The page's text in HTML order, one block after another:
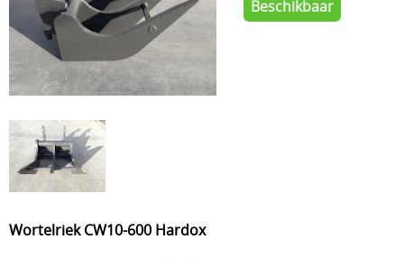
Beschikbaar
Wortelriek CW10-600 Hardox